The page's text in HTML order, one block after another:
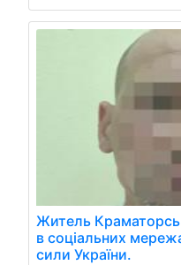
Житель
в соціальних
сили України.